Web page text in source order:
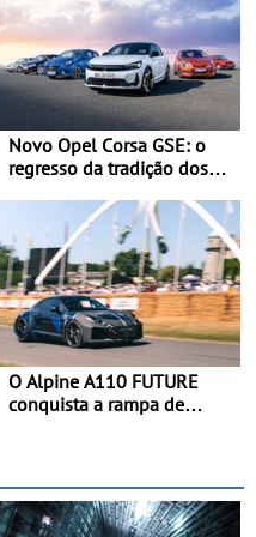
Novo Opel Corsa GSE: o
regresso da tradição dos
potente, rápido: 207 kW
(281 cv), 345 Nm, 0 aos
100 km/h em 5,5 segundos
O Alpine A110 FUTURE
conquista a rampa de
desenvolvimento do Alpine
A110 FUTURE fez a sua